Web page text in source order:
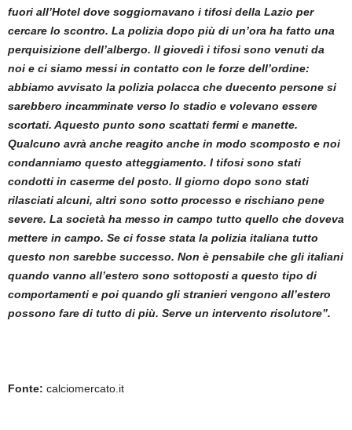
fuori all’Hotel dove soggiornavano i tifosi della Lazio per
cercare lo scontro. La polizia dopo più di un’ora ha fatto una
perquisizione dell’albergo. Il giovedì i tifosi sono venuti da
noi e ci siamo messi in contatto con le forze dell’ordine:
abbiamo avvisato la polizia polacca che duecento persone si
sarebbero incamminate verso lo stadio e volevano essere
scortati. Aquesto punto sono scattati fermi e manette.
Qualcuno avrà anche reagito anche in modo scomposto e noi
condanniamo questo atteggiamento. I tifosi sono stati
condotti in caserme del posto. Il giorno dopo sono stati
rilasciati alcuni, altri sono sotto processo e rischiano pene
severe. La società ha messo in campo tutto quello che doveva
mettere in campo. Se ci fosse stata la polizia italiana tutto
questo non sarebbe successo. Non è pensabile che gli italiani
quando vanno all’estero sono sottoposti a questo tipo di
comportamenti e poi quando gli stranieri vengono all’estero
possono fare di tutto di più. Serve un intervento risolutore”.
Fonte: calciomercato.it